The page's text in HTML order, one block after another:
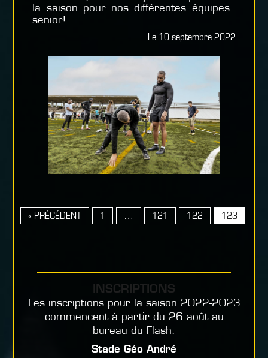
la saison pour nos différentes équipes
senior!
Le 10 septembre 2022
« PRÉCÉDENT 1 … 121 122 123
INSCRIPTIONS
Les inscriptions pour la saison 2022-2023
commencent à partir du 26 août au
bureau du Flash.
Stade Géo André